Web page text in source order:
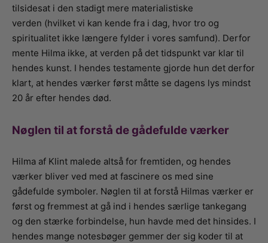
tilsidesat i den stadigt mere materialistiske
verden (hvilket vi kan kende fra i dag, hvor tro og
spiritualitet ikke længere fylder i vores samfund). Derfor
mente Hilma ikke, at verden på det tidspunkt var klar til
hendes kunst. I hendes testamente gjorde hun det derfor
klart, at hendes værker først måtte se dagens lys mindst
20 år efter hendes død.
Nøglen til at forstå de gådefulde værker
Hilma af Klint malede altså for fremtiden, og hendes
værker bliver ved med at fascinere os med sine
gådefulde symboler. Nøglen til at forstå Hilmas værker er
først og fremmest at gå ind i hendes særlige tankegang
og den stærke forbindelse, hun havde med det hinsides. I
hendes mange notesbøger gemmer der sig koder til at